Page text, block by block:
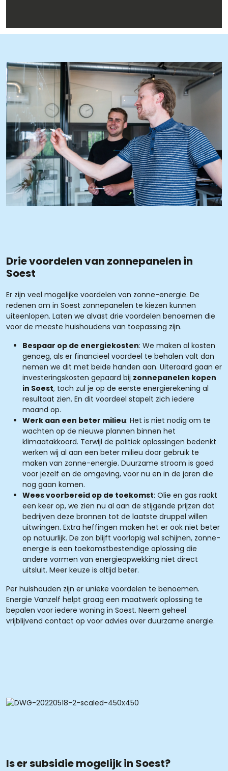
Drie voordelen van zonnepanelen in
Soest
Er zijn veel mogelijke voordelen van zonne-energie. De
redenen om in Soest zonnepanelen te kiezen kunnen
uiteenlopen. Laten we alvast drie voordelen benoemen die
voor de meeste huishoudens van toepassing zijn.
Bespaar op de energiekosten: We maken al kosten
genoeg, als er financieel voordeel te behalen valt dan
nemen we dit met beide handen aan. Uiteraard gaan er
investeringskosten gepaard bij zonnepanelen kopen
in Soest, toch zul je op de eerste energierekening al
resultaat zien. En dit voordeel stapelt zich iedere
maand op.
Werk aan een beter milieu: Het is niet nodig om te
wachten op de nieuwe plannen binnen het
klimaatakkoord. Terwijl de politiek oplossingen bedenkt
werken wij al aan een beter milieu door gebruik te
maken van zonne-energie. Duurzame stroom is goed
voor jezelf en de omgeving, voor nu en in de jaren die
nog gaan komen.
Wees voorbereid op de toekomst: Olie en gas raakt
een keer op, we zien nu al aan de stijgende prijzen dat
bedrijven deze bronnen tot de laatste druppel willen
uitwringen. Extra heffingen maken het er ook niet beter
op natuurlijk. De zon blijft voorlopig wel schijnen, zonne-
energie is een toekomstbestendige oplossing die
andere vormen van energieopwekking niet direct
uitsluit. Meer keuze is altijd beter.
Per huishouden zijn er unieke voordelen te benoemen.
Energie Vanzelf helpt graag een maatwerk oplossing te
bepalen voor iedere woning in Soest. Neem geheel
vrijblijvend contact op voor advies over duurzame energie.
Is er subsidie mogelijk in Soest?